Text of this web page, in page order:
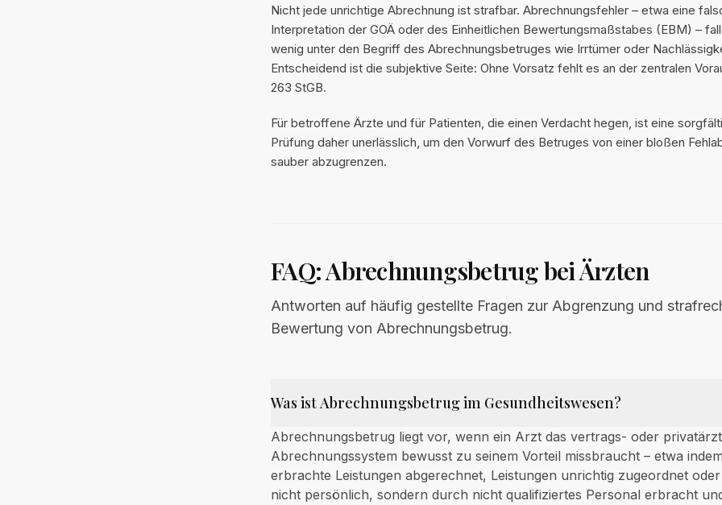
Nicht jede unrichtige Abrechnung ist strafbar. Abrechnungsfehler – etwa eine
Interpretation der GOÄ oder des Einheitlichen Bewertungsmaßstabes (EBM) –
wenig unter den Begriff des Abrechnungsbetruges wie Irrtümer oder
Entscheidend ist die subjektive Seite: Ohne Vorsatz fehlt es an der zentralen
263 StGB.
Für betroffene Ärzte und für Patienten, die einen Verdacht hegen, ist eine
Prüfung daher unerlässlich, um den Vorwurf des Betruges von einer bloßen
sauber abzugrenzen.
FAQ: Abrechnungsbetrug bei Ärzten
Antworten auf häufig gestellte Fragen zur Abgrenzung und
Bewertung von Abrechnungsbetrug.
Was ist Abrechnungsbetrug im Gesundheitswesen?
Abrechnungsbetrug liegt vor, wenn ein Arzt das vertrags- oder
Abrechnungssystem bewusst zu seinem Vorteil missbraucht – etwa
erbrachte Leistungen abgerechnet, Leistungen unrichtig zugeordnet
nicht persönlich, sondern durch nicht qualifiziertes Personal erbracht